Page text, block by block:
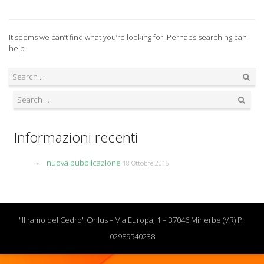
It seems we can’t find what you’re looking for. Perhaps searching can
help.
Informazioni recenti
nuova pubblicazione 18 Ottobre 2016
"Il ramo del Cedro" Onlus – Via Europa, 1 – 37046 Minerbe (VR) PI.
02989540238